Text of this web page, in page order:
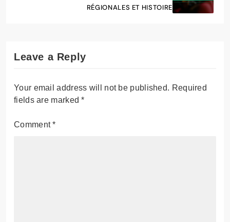
RMC DÉCOUVERTE : DOCUMENTAIRES,
RFO : ÉMISSIONS ÉDUCATIVES, LANGUES